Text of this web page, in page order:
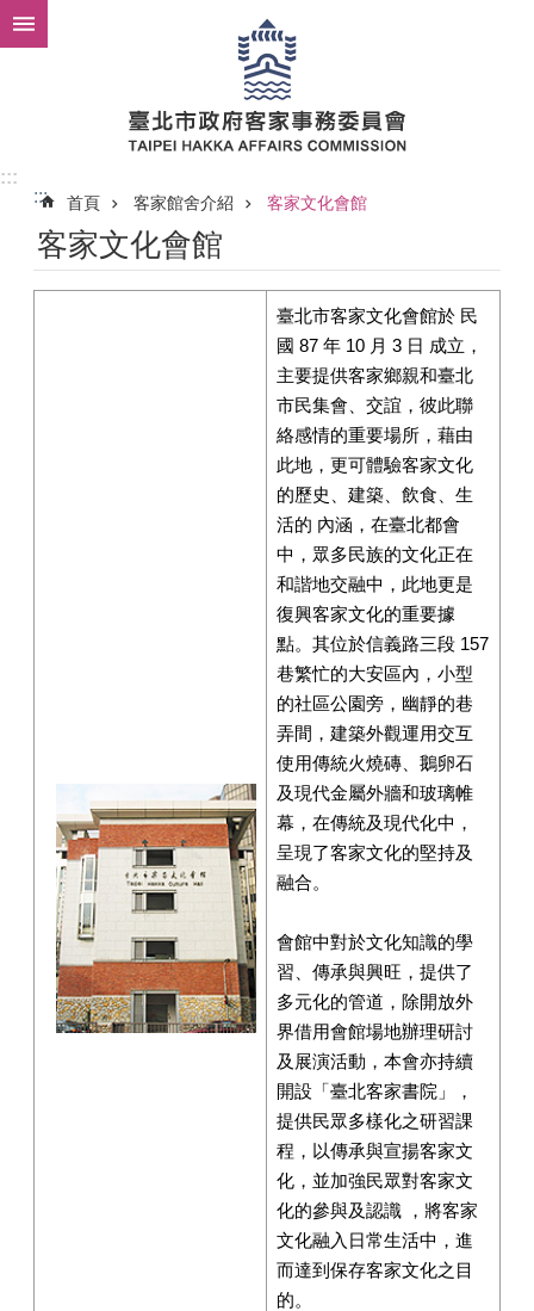
跳到主要內容區塊
:::
:::
首頁 客家館舍介紹 客家文化會館
客家文化會館
臺北市客家文化會館於 民
國 87 年 10 月 3 日 成立，
主要提供客家鄉親和臺北
市民集會、交誼，彼此聯
絡感情的重要場所，藉由
此地，更可體驗客家文化
的歷史、建築、飲食、生
活的 內涵，在臺北都會
中，眾多民族的文化正在
和諧地交融中，此地更是
復興客家文化的重要據
點。其位於信義路三段 157
巷繁忙的大安區內，小型
的社區公園旁，幽靜的巷
弄間，建築外觀運用交互
使用傳統火燒磚、鵝卵石
及現代金屬外牆和玻璃帷
幕，在傳統及現代化中，
呈現了客家文化的堅持及
融合。
會館中對於文化知識的學
習、傳承與興旺，提供了
多元化的管道，除開放外
界借用會館場地辦理研討
及展演活動，本會亦持續
開設「臺北客家書院」，
提供民眾多樣化之研習課
程，以傳承與宣揚客家文
化，並加強民眾對客家文
化的參與及認識 ，將客家
文化融入日常生活中，進
而達到保存客家文化之目
的。